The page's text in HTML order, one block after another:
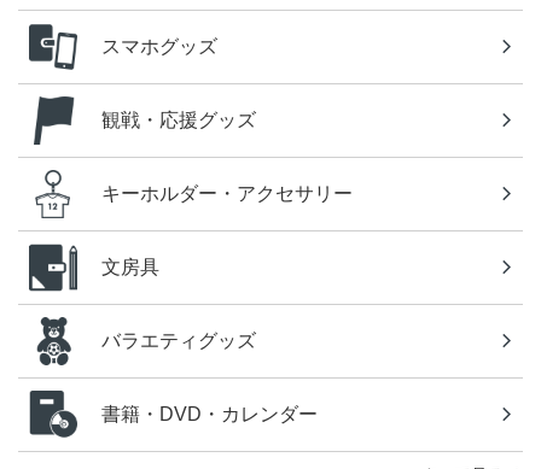
スマホグッズ
観戦・応援グッズ
キーホルダー・アクセサリー
文房具
バラエティグッズ
書籍・DVD・カレンダー